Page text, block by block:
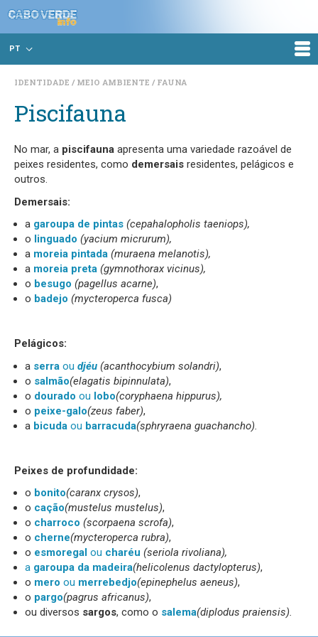
PT
IDENTIDADE MEIO AMBIENTE FAUNA
Piscifauna
No mar, a piscifauna apresenta uma variedade razoável de
peixes residentes, como demersais residentes, pelágicos e
outros.
Demersais:
a garoupa de pintas (cepahalopholis taeniops),
o linguado (yacium micrurum),
a moreia pintada (muraena melanotis),
a moreia preta (gymnothorax vicinus),
o besugo (pagellus acarne),
o badejo (mycteroperca fusca)
Pelágicos:
a serra ou djéu (acanthocybium solandri),
o salmão(elagatis bipinnulata),
o dourado ou lobo(coryphaena hippurus),
o peixe-galo(zeus faber),
a bicuda ou barracuda(sphryraena guachancho).
Peixes de profundidade:
o bonito(caranx crysos),
o cação(mustelus mustelus),
o charroco (scorpaena scrofa),
o cherne(mycteroperca rubra),
o esmoregal ou charéu (seriola rivoliana),
a garoupa da madeira(helicolenus dactylopterus),
o mero ou merrebedjo(epinephelus aeneus),
o pargo(pagrus africanus),
ou diversos sargos, como o salema(diplodus praiensis).